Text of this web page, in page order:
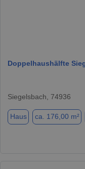
Doppelhaushälfte
Siegelsbach, 74936
Haus ca. 176,00 m²